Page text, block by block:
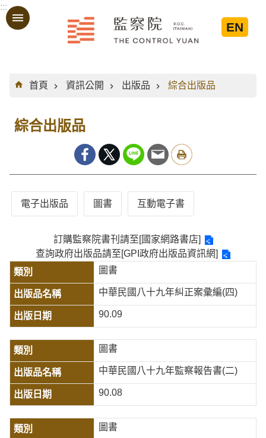
跳到主要內容區塊
:::
EN
:::
首頁
資訊公開 出版品 綜合出版品
綜合出版品
電子出版品 圖書 互動電子書
訂購監察院書刊請至[國家網路書店]
查詢政府出版品請至[GPI政府出版品資訊網]
圖書
中華民國八十九年糾正案彙編(四)
90.09
圖書
中華民國八十九年監察報告書(二)
90.08
圖書